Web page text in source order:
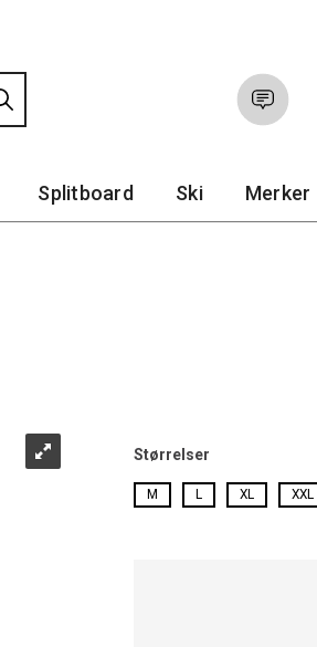
Splitboard Ski Merker
Størrelser
M L XL XXL